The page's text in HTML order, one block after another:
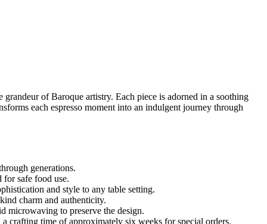
of Baroque artistry. Each piece is adorned in a soothing
each espresso moment into an indulgent journey through
generations.
safe food use.
and style to any table setting.
charm and authenticity.
microwaving to preserve the design.
crafting time of approximately six weeks for special orders.